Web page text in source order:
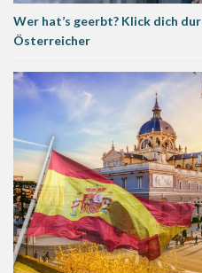
Wer hat’s geerbt? Klick dich
Österreicher